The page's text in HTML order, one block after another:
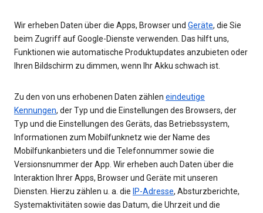
Wir erheben Daten über die Apps, Browser und Geräte, die Sie
beim Zugriff auf Google-Dienste verwenden. Das hilft uns,
Funktionen wie automatische Produktupdates anzubieten oder
Ihren Bildschirm zu dimmen, wenn Ihr Akku schwach ist.
Zu den von uns erhobenen Daten zählen eindeutige
Kennungen, der Typ und die Einstellungen des Browsers, der
Typ und die Einstellungen des Geräts, das Betriebssystem,
Informationen zum Mobilfunknetz wie der Name des
Mobilfunkanbieters und die Telefonnummer sowie die
Versionsnummer der App. Wir erheben auch Daten über die
Interaktion Ihrer Apps, Browser und Geräte mit unseren
Diensten. Hierzu zählen u. a. die IP-Adresse, Absturzberichte,
Systemaktivitäten sowie das Datum, die Uhrzeit und die